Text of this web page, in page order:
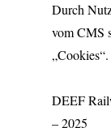
Durch
vom CMS
DEEF
– 2025